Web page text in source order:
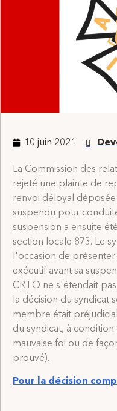
10 juin 2021
La Commission des
rejeté une plainte de
renvoi déloyal
suspendu pour
suspension a ensuite
section locale 873. Le
l'occasion de
exécutif avant sa
CRTO ne s'étendait
la décision du syndicat
membre était
du syndicat, à
mauvaise foi ou de
prouvé).
Pour la décision